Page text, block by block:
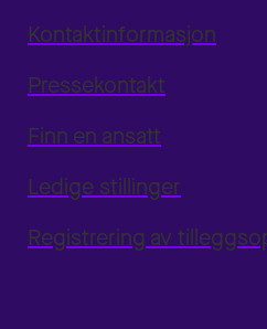
Kontaktinformasjon
Pressekontakt
Finn en ansatt
Ledige stillinger
Registrering av